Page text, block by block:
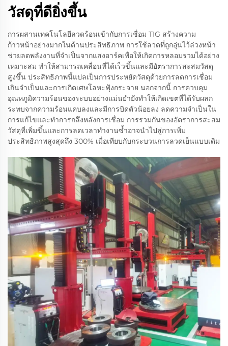
วัสดุที่ดียิ่งขึ้น
การผสานเทคโนโลยีลวดร้อนเข้ากับการเชื่อม TIG สร้างความ
ก้าวหน้าอย่างมากในด้านประสิทธิภาพ การใช้ลวดที่ถูกอุ่นไว้ล่วงหน้า
ช่วยลดพลังงานที่จำเป็นจากแสงอาร์คเพื่อให้เกิดการหลอมรวมได้อย่าง
เหมาะสม ทำให้สามารถเคลื่อนที่ได้เร็วขึ้นและมีอัตราการสะสมวัสดุ
สูงขึ้น ประสิทธิภาพนี้แปลเป็นการประหยัดวัสดุด้วยการลดการเชื่อม
เกินจำเป็นและการเกิดเศษโลหะฟุ้งกระจาย นอกจากนี้ การควบคุม
อุณหภูมิความร้อนของระบบอย่างแม่นยำยังทำให้เกิดเขตที่ได้รับผลก
ระทบจากความร้อนแคบลงและมีการบิดตัวน้อยลง ลดความจำเป็นใน
การแก้ไขและทำการกลึงหลังการเชื่อม การรวมกันของอัตราการสะสม
วัสดุที่เพิ่มขึ้นและการลดเวลาทำงานซ้ำอาจนำไปสู่การเพิ่ม
ประสิทธิภาพสูงสุดถึง 300% เมื่อเทียบกับกระบวนการลวดเย็นแบบเดิม